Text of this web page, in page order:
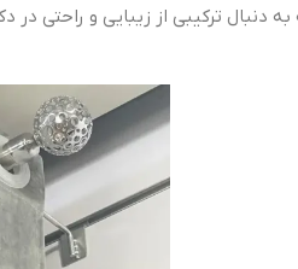
دنبال ترکیبی از زیبایی و